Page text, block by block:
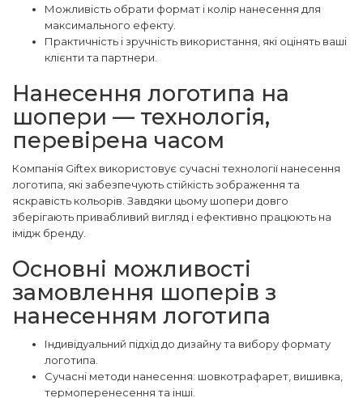
Можливість обрати формат і колір нанесення для
максимального ефекту.
Практичність і зручність використання, які оцінять ваші
клієнти та партнери.
Нанесення логотипа на
шопери — технологія,
перевірена часом
Компанія Giftex використовує сучасні технології нанесення
логотипа, які забезпечують стійкість зображення та
яскравість кольорів. Завдяки цьому шопери довго
зберігають привабливий вигляд і ефективно працюють на
імідж бренду.
Основні можливості
замовлення шоперів з
нанесенням логотипа
Індивідуальний підхід до дизайну та вибору формату
логотипа.
Сучасні методи нанесення: шовкотрафарет, вишивка,
термоперенесення та інші.